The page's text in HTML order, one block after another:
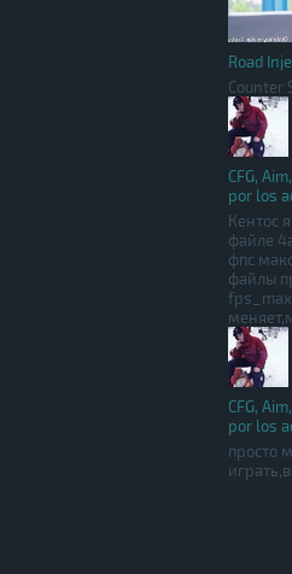
Road
Counter
CFG,
por los
Кентос
файле
фпс
файлы
fps_max
CFG,
por los
просто